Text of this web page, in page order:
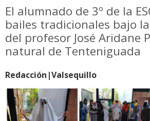
El alumnado de 3º de la
bailes tradicionales bajo
del profesor José Aridane
natural de Tenteniguada
Redacción|Valsequillo